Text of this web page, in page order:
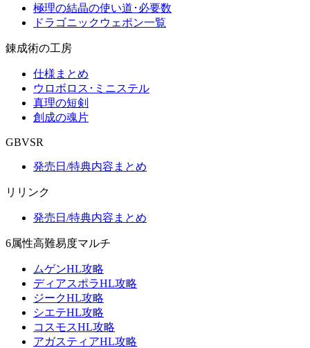
極理の結晶の使い道･必要数
ドラゴニックウェポン一覧
錬成術の工房
仕様まとめ
ウロボロス･ミニステル
真理の短剣
創成の魂片
GBVSR
発売日/特典内容まとめ
リリンク
発売日/特典内容まとめ
6属性高難易度マルチ
ムゲンHL攻略
ディアスポラHL攻略
ジークHL攻略
シエテHL攻略
コスモスHL攻略
アガスティアHL攻略